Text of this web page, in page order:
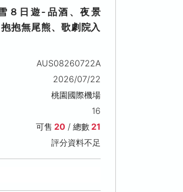
８日遊-品酒、夜景
抱無尾熊、歌劇院入
AUS08260722A
2026/07/22
桃園國際機場
16
可售 20/ 總數21
評分資料不足